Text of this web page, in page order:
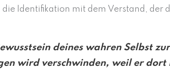
Identifikation mit dem Verstand, der
deines wahren Selbst
wird verschwinden, weil er dort